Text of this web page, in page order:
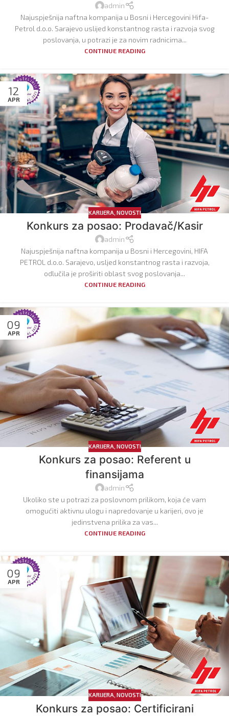
admin
Najuspješnija naftna kompanija u Bosni i Hercegovini Hifa-
Petrol d.o.o. Sarajevo uslijed konstantnog rasta i razvoja svog
poslovanja, u potrazi je za novim radnicima...
CONTINUE READING
12
APR
KARIJERA NOVOSTI
Konkurs za posao: Prodavač/Kasir
admin
Najuspješnija naftna kompanija u Bosni i Hercegovini, HIFA
PETROL d.o.o. Sarajevo, usljed konstantnog rasta i razvoja,
odlučila je proširiti oblast svog poslovanja...
CONTINUE READING
09
APR
KARIJERA NOVOSTI
Konkurs za posao: Referent u
finansijama
admin
Ukoliko ste u potrazi za poslovnom prilikom, koja će vam
omogućiti aktivnu ulogu i napredovanje u karijeri, ovo je
jedinstvena prilika za vas...
CONTINUE READING
09
APR
KARIJERA NOVOSTI
Konkurs za posao: Certificirani